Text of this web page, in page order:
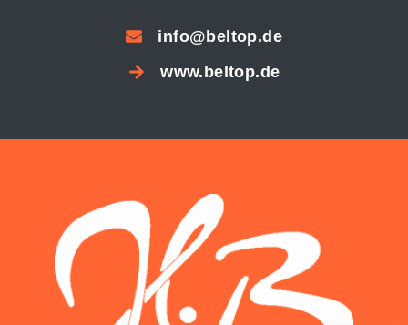
info@beltop.de
www.beltop.de